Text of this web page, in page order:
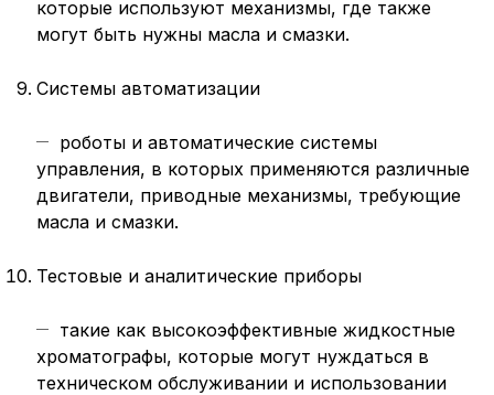
которые используют механизмы, где также
могут быть нужны масла и смазки.
Системы автоматизации
роботы и автоматические системы
управления, в которых применяются различные
двигатели, приводные механизмы, требующие
масла и смазки.
Тестовые и аналитические приборы
такие как высокоэффективные жидкостные
хроматографы, которые могут нуждаться в
техническом обслуживании и использовании